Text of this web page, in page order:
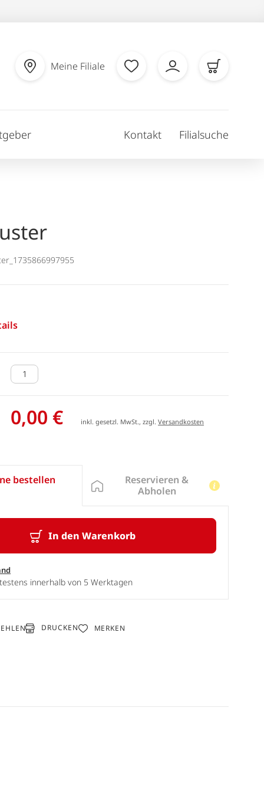
Meine Filiale
Kontakt Filialsuche
0,00 € inkl. gesetzl. MwSt., zzgl.Versandkosten
bestellen
In den Warenkorb
innerhalb von 5 Werktagen
Reservieren &
Abholen
DRUCKEN MERKEN